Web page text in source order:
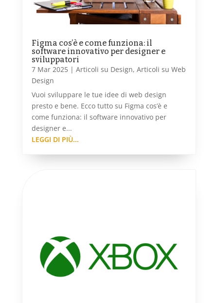
Figma cos’è e come funziona: il
software innovativo per designer e
sviluppatori
7 Mar 2025| Articoli su Design, Articoli su Web
Design
Vuoi sviluppare le tue idee di web design
presto e bene. Ecco tutto su Figma cos’è e
come funziona: il software innovativo per
designer e...
LEGGI DI PIÙ...